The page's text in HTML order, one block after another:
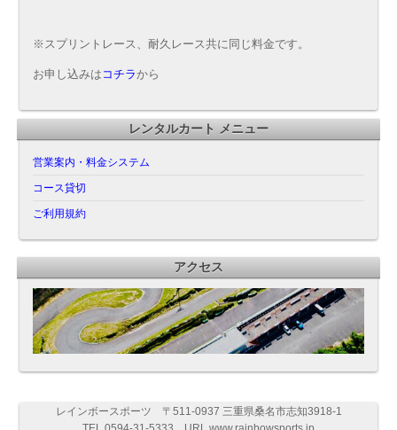
※スプリントレース、耐久レース共に同じ料金です。
お申し込みは コチラから
レンタルカート メニュー
営業案内・料金システム
コース貸切
ご利用規約
アクセス
レインボースポーツ 〒511-0937 三重県桑名市志知3918-1